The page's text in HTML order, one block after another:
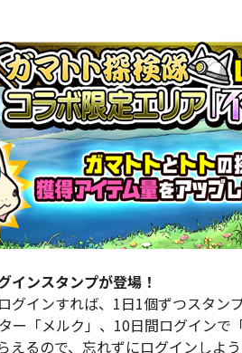
インスタンプが登場！
グインすれば、1日1個ずつスタン
ー「メルク」、10日間ログインで
えるので、忘れずにログインしよう